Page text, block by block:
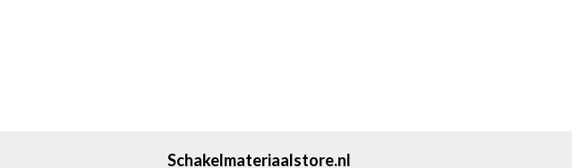
Schakelmateriaalstore.nl